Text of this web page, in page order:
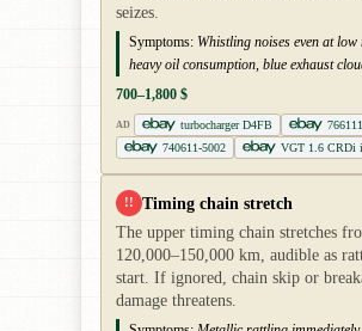
seizes.
Symptoms: Whistling noises even at low
heavy oil consumption, blue exhaust
700–1,800 $
AD turbocharger D4FB
740611-5002
VGT 1.6 CRDi
!! Timing chain stretch
The upper timing chain stretches
120,000–150,000 km, audible as
start. If ignored, chain skip or
damage threatens.